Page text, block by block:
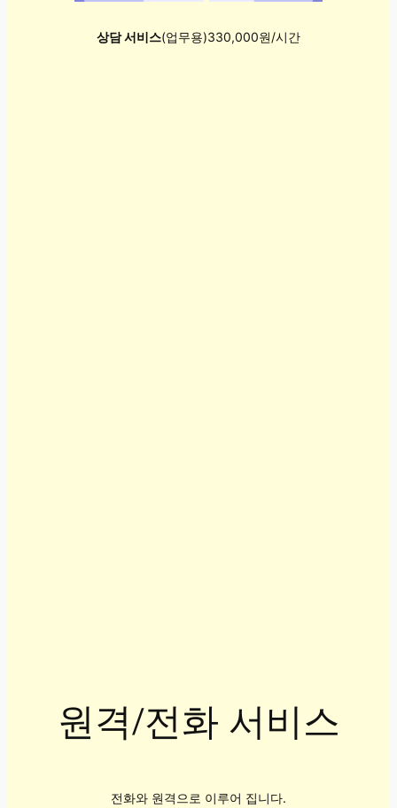
상담 서비스(업무용)330,000원/시간
원격/전화 서비스
전화와 원격으로 이루어 집니다.